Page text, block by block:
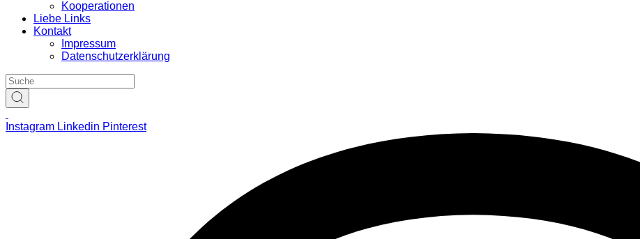
Kooperationen
Liebe Links
Kontakt
Impressum
Datenschutzerklärung
Instagram Linkedin Pinterest